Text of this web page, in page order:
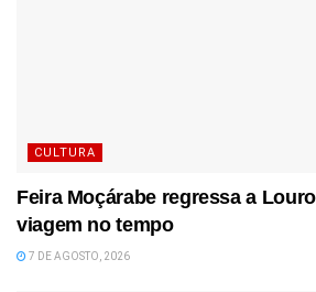
CULTURA
Feira Moçárabe regressa a
viagem no tempo
7 DE AGOSTO, 2026